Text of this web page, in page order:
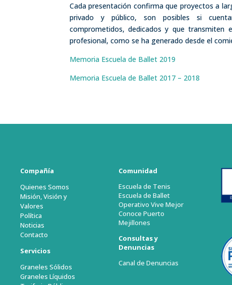
Cada presentación confirma que proyectos a
privado y público, son posibles si
comprometidos, dedicados y que transmiten
profesional, como se ha generado desde el
Memoria Escuela de Ballet 2019
Memoria Escuela de Ballet 2017 – 2018
Compañía
Quienes Somos
Misión, Visión y
Valores
Política
Noticias
Contacto
Servicios
Graneles Sólidos
Graneles Líquidos
Comunidad
Escuela de Tenis
Escuela de Ballet
Operativo Vive Mejor
Conoce Puerto
Mejillones
Consultas y
Denuncias
Canal de Denuncias